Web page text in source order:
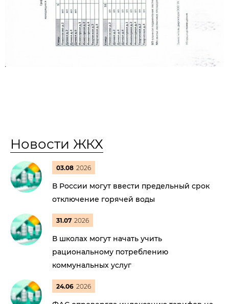
Новости ЖКХ
03.08 2026
В России могут ввести предельный срок
отключение горячей воды
31.07 2026
В школах могут начать учить
рациональному потреблению
коммунальных услуг
24.06 2026